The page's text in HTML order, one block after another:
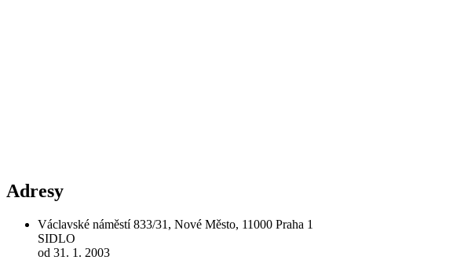
Adresy
Václavské náměstí 833/31, Nové Město, 11000 Praha 1
SIDLO
od 31. 1. 2003